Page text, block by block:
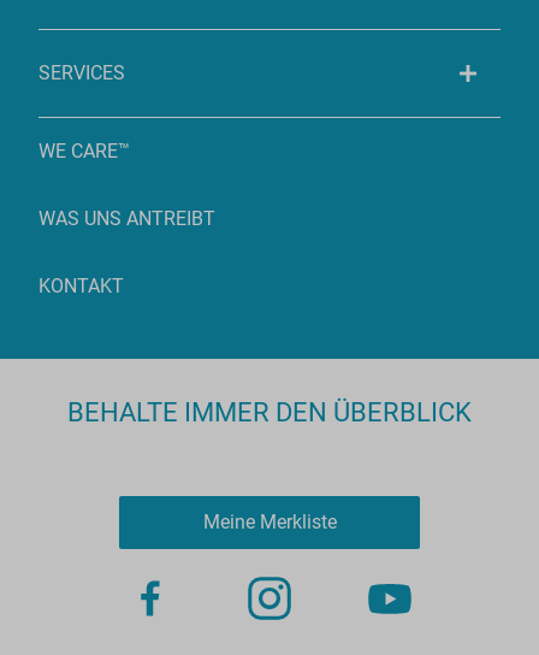
SERVICES
WE CARE™
WAS UNS ANTREIBT
KONTAKT
BEHALTE IMMER DEN ÜBERBLICK
Meine Merkliste